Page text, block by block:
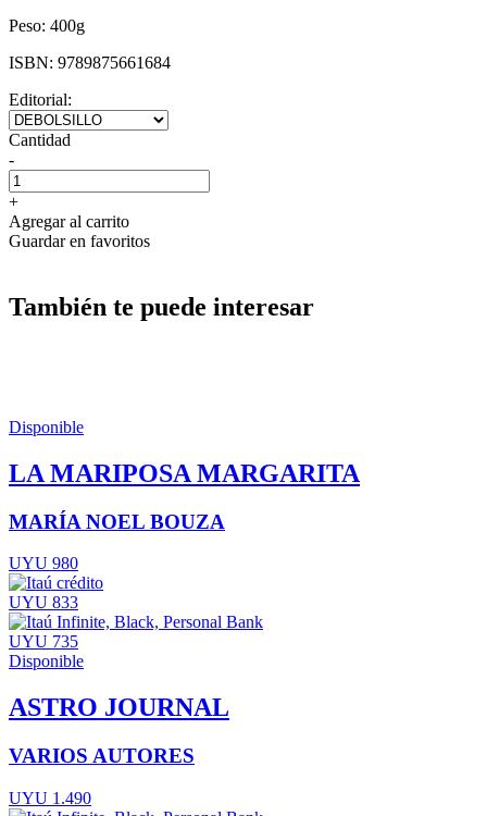
Peso: 400g
ISBN: 9789875661684
Editorial:
Cantidad
-
+
Agregar al carrito
Guardar en favoritos
También te puede interesar
Disponible
LA MARIPOSA MARGARITA
MARÍA NOEL BOUZA
UYU 980
UYU 833
UYU 735
Disponible
ASTRO JOURNAL
VARIOS AUTORES
UYU 1.490